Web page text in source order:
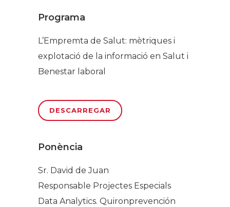
Programa
L’Empremta de Salut: mètriques i
explotació de la informació en Salut i
Benestar laboral
DESCARREGAR
Ponència
Sr. David de Juan
Responsable Projectes Especials
Data Analytics. Quironprevención